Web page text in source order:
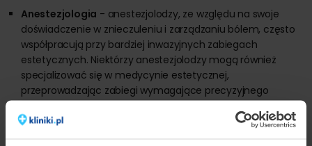
Anestezjologia - anestezjolodzy, ze względu na swoje
doświadczenie w znieczuleniu i zarządzaniu bólem, często
współpracują przy bardziej inwazyjnych zabiegach
estetycznych. Niektórzy anestezjolodzy mogą również
specjalizować się w medycynie estetycznej,
przeprowadzając zabiegi wymagające precyzyjnego